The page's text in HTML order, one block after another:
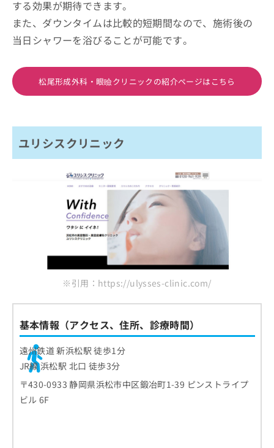
する効果が期待できます。
また、ダウンタイムは比較的短期間なので、施術後の
当日シャワーを浴びることが可能です。
松尾形成外科・眼瞼クリニックの紹介ページはこちら
ユリシスクリニック
※引用：https://ulysses-clinic.com/
基本情報（アクセス、住所、診療時間）
遠州鉄道 新浜松駅 徒歩1分
JR線 浜松駅 北口 徒歩3分
〒430-0933 静岡県浜松市中区鍛冶町1-39 ピンストライプ
ビル 6F